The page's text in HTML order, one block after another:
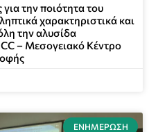
για την ποιότητα του
χαρακτηριστικά και
την αλυσίδα
– Μεσογειακό Κέντρο
ΕΝΗΜΈΡΩΣΗ